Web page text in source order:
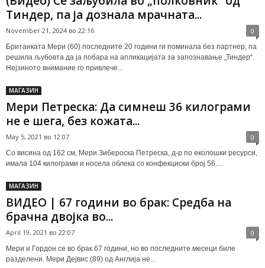
Тиндер, па ја дознала мрачната...
November 21, 2024 во 22:16 0
Британката Мери (60) последните 20 години ги поминала без партнер, па
решила љубовта да ја побара на апликацијата за запознавање „Тиндер“.
Нејзиното внимание го привлече...
МАГАЗИН
Мери Петреска: Да симнеш 36 килограми
не е шега, без кожата...
May 5, 2021 во 12:07 0
Со висина од 162 см, Мери Зибероска Петреска, д-р по еколошки ресурси,
имала 104 килограми и носела облека со конфекциски број 56....
МАГАЗИН
ВИДЕО | 67 години во брак: Средба на
брачна двојка во...
April 19, 2021 во 22:07 0
Мери и Гордон се во брак 67 години, но во последните месеци биле
разделени. Мери Дејвис (89) од Англија не...